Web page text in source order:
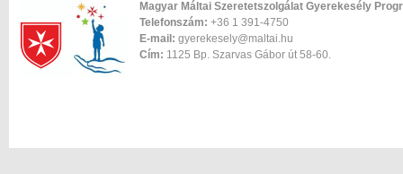
Magyar Máltai Szeretetszolgálat Gyerekesély
Telefonszám: +36 1 391-4750
E-mail: gyerekesely@maltai.hu
Cím: 1125 Bp. Szarvas Gábor út 58-60.